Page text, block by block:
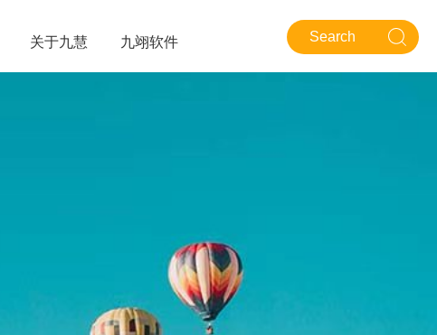
关于九慧 九翊软件